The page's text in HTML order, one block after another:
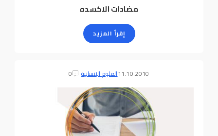
مضادات الاكسده
إقرأ المزيد
11.10.2010العلوم الإنسانية 0